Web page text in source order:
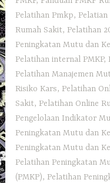
Pelatihan Pmkp, Pelatian
Rumah Sakit, Pelatihan
Peningkatan Mutu dan
Pelatihan internal PMKP,
Pelatihan Manajemen
Risiko Kars, Pelatihan
Sakit, Pelatihan Online
Pengelolaan Indikator
Peningkatan Mutu dan
Peningkatan Mutu dan
Pelatihan Peningkatan
(PMKP)‎, Pelatihan